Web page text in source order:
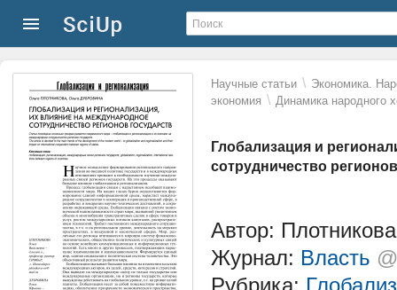
Научные статьи \ Экономика.
экономия \ Динамика народного
Глобализация и
сотрудничество регионов
Автор:
Журнал: Власть
Рубрика: